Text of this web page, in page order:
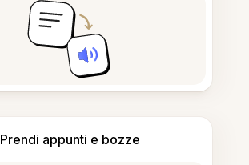
Prendi appunti e bozze